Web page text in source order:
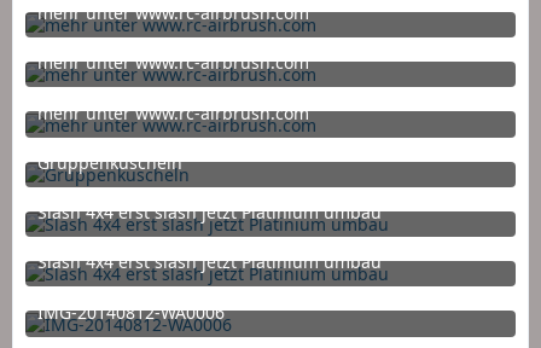
mehr unter www.rc-airbrush.com
28. Dezember 2014 um 11:37
1
mehr unter www.rc-airbrush.com
26. Dezember 2014 um 12:17
mehr unter www.rc-airbrush.com
26. Dezember 2014 um 12:17
Gruppenkuscheln
16. Dezember 2014 um 18:37
Slash 4x4 erst slash jetzt Platinium umbau
16. Dezember 2014 um 18:26
Slash 4x4 erst slash jetzt Platinium umbau
16. Dezember 2014 um 18:26
IMG-20140812-WA0006
28. Oktober 2014 um 16:51